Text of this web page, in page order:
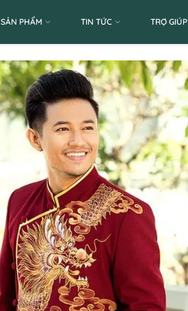
SẢN PHẨM TIN TỨC TRỢ GIÚP